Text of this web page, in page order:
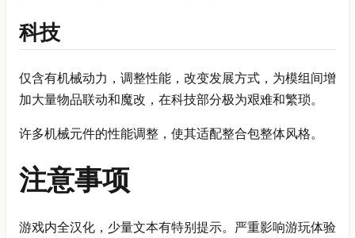
科技
仅含有机械动力，调整性能，改变发展方式，为模组间增
加大量物品联动和魔改，在科技部分极为艰难和繁琐。
许多机械元件的性能调整，使其适配整合包整体风格。
注意事项
游戏内全汉化，少量文本有特别提示。严重影响游玩体验